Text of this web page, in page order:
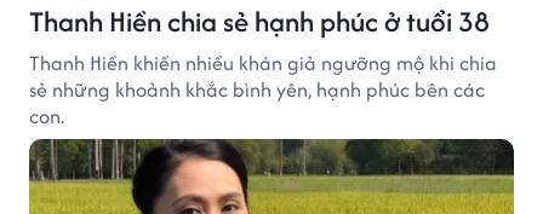
Thanh Hiền chia sẻ hạnh phúc ở tuổi 38
Thanh Hiền khiến nhiều khán giả ngưỡng mộ khi chia
sẻ những khoảnh khắc bình yên, hạnh phúc bên các
con.